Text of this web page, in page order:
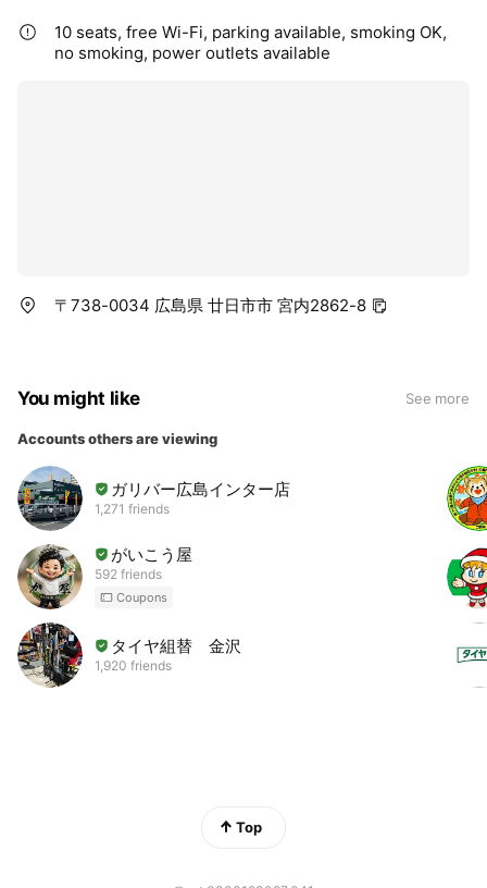
10 seats, free Wi-Fi, parking available, smoking OK,
no smoking, power outlets available
〒738-0034 広島県 廿日市市 宮内2862-8
You might like See more
Accounts others are viewing
ガリバー広島インター店
1,271 friends
がいこう屋
592 friends
Coupons
タイヤ組替 金沢
1,920 friends
Top